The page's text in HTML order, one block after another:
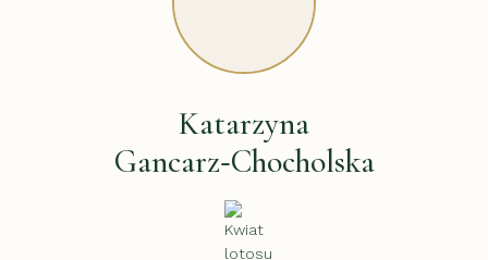
Katarzyna
Gancarz‑Chocholska